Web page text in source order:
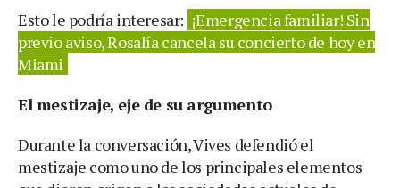
Esto le podría interesar: ¡Emergencia familiar! Sin
previo aviso, Rosalía cancela su concierto de hoy en
Miami
El mestizaje, eje de su argumento
Durante la conversación, Vives defendió el
mestizaje como uno de los principales elementos